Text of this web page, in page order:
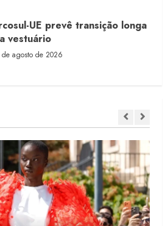
UE prevê transição longa
vestuário
de agosto de 2026
prevê R$345 milhões de
em 2026
agosto de 2026